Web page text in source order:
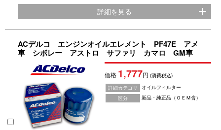
詳細を見る
ACデルコ エンジンオイルエレメント PF47E アメ
車 シボレー アストロ サファリ カマロ GM車
価格 1,777円(消費税込)
詳細カテゴリ
オイルフィルター
区分
新品・純正品（ＯＥＭ含）